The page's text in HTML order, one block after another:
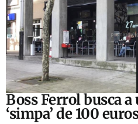
Boss Ferrol busca
‘simpa’ de 100 euros